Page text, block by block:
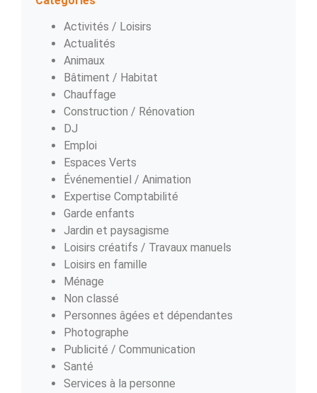
Activités / Loisirs
Actualités
Animaux
Bâtiment / Habitat
Chauffage
Construction / Rénovation
DJ
Emploi
Espaces Verts
Événementiel / Animation
Expertise Comptabilité
Garde enfants
Jardin et paysagisme
Loisirs créatifs / Travaux manuels
Loisirs en famille
Ménage
Non classé
Personnes âgées et dépendantes
Photographe
Publicité / Communication
Santé
Services à la personne